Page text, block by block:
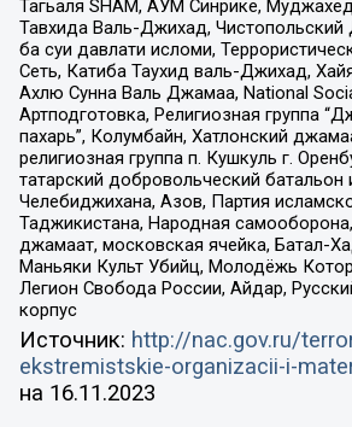
Тагьаля SHAM, АУМ Синрике,
Тавхида Валь-Джихад,
ба суи давлати исломи,
Сеть, Катиба Таухид валь-Джихад,
Ахлю Сунна Валь Джамаа, National
Артподготовка, Религиозная группа
пахарь”, Колумбайн, Хатлонский
религиозная группа п. Кушкуль г.
татарский добровольческий
Челебиджихана, Азов, Партия
Таджикистана, Народная
джамаат, московская ячейка, Батал-
Маньяки Культ Убийц, Молодёжь
Легион Свобода России, Айдар,
корпус
Источник: http://nac.gov.ru/
ekstremistskie-organizacii-i-
на 16.11.2023